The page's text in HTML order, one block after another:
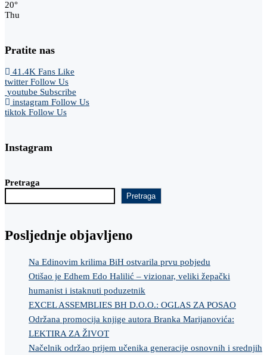
20°
Thu
Pratite nas
41.4K Fans Like
twitter Follow Us
youtube Subscribe
instagram Follow Us
tiktok Follow Us
Instagram
Pretraga
Pretraga
Posljednje objavljeno
Na Edinovim krilima BiH ostvarila prvu pobjedu
Otišao je Edhem Edo Halilić – vizionar, veliki žepački
humanist i istaknuti poduzetnik
EXCEL ASSEMBLIES BH D.O.O.: OGLAS ZA POSAO
Održana promocija knjige autora Branka Marijanovića:
LEKTIRA ZA ŽIVOT
Načelnik održao prijem učenika generacije osnovnih i srednjih